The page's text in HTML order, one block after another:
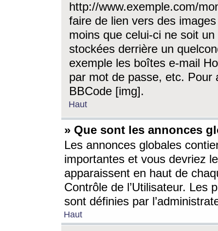
http://www.exemple.com/
faire de lien vers des
moins que celui-ci ne soit
stockées derrière un
exemple les boîtes e-mail
par mot de passe, etc. Pour
BBCode [img].
Haut
» Que sont les annonces
Les annonces globales
importantes et vous devriez
apparaissent en haut de
Contrôle de l’Utilisateur. Les
sont définies par
Haut